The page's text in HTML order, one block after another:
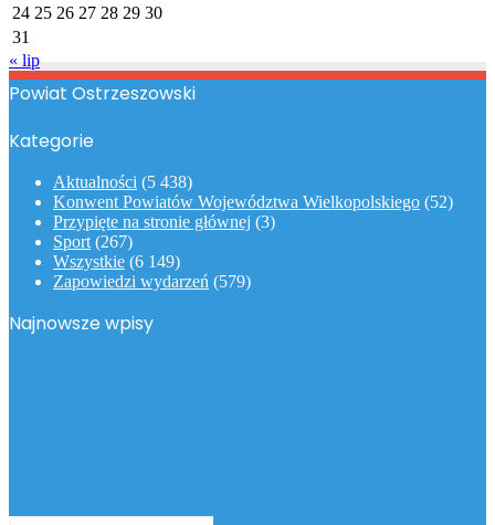
24 25 26 27 28 29 30
31
« lip
Powiat Ostrzeszowski
Kategorie
Aktualności (5 438)
Konwent Powiatów Województwa Wielkopolskiego (52)
Przypięte na stronie głównej (3)
Sport (267)
Wszystkie (6 149)
Zapowiedzi wydarzeń (579)
Najnowsze wpisy